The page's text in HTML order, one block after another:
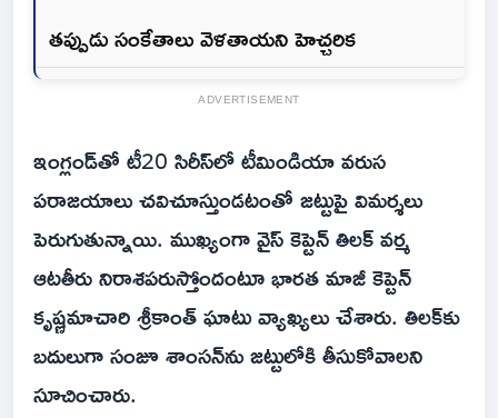
తప్పుడు సంకేతాలు వెళతాయని హెచ్చరిక
ADVERTISEMENT
ఇంగ్లండ్‌తో టీ20 సిరీస్‌లో టీమిండియా వరుస
పరాజయాలు చవిచూస్తుండటంతో జట్టుపై విమర్శలు
పెరుగుతున్నాయి. ముఖ్యంగా వైస్ కెప్టెన్ తిలక్ వర్మ
ఆటతీరు నిరాశపరుస్తోందంటూ భారత మాజీ కెప్టెన్
కృష్ణమాచారి శ్రీకాంత్ ఘాటు వ్యాఖ్యలు చేశారు. తిలక్‌కు
బదులుగా సంజూ శాంసన్‌ను జట్టులోకి తీసుకోవాలని
సూచించారు.